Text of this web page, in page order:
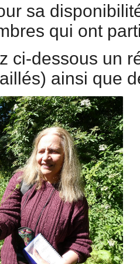
sa
qui ont
ci-dessous un
ainsi que